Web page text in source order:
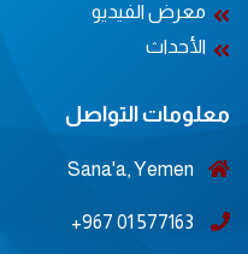
معرض الفيديو
الأحداث
معلومات التواصل
Sana'a, Yemen
577163 01 967+